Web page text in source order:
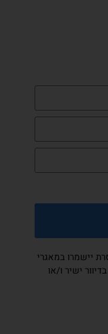
יישמרו במאגרי
ישיר ו/או